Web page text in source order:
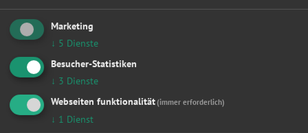
Zahnriemen / Steuerkette
Zylinderkopf
Zylinderkopfdichtung
Orte
Alle
Berlin
Hamburg
Marketing
↓ 5 Dienste
Besucher-Statistiken
↓ 3 Dienste
Webseiten funktionalität(immer erforderlich)
↓ 1 Dienst